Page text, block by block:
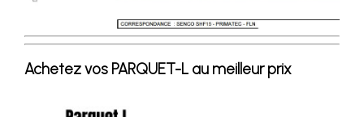
Achetez vos PARQUET-L au meilleur prix